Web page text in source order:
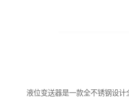
液位变送器是一款全不锈钢设计